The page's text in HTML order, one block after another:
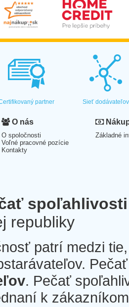
partner Sieť dodávateľov
O nás
O spoločnosti
Voľné pracovné pozície
Kontakty
Základné
spoľahlivosti
republiky
patrí medzi
. Pečať
k